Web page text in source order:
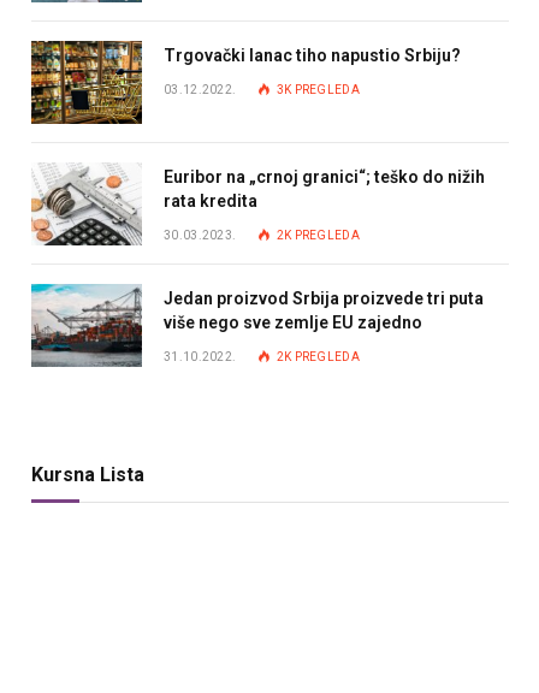
Trgovački lanac tiho napustio Srbiju?
03.12.2022. 3K PREGLEDA
Euribor na „crnoj granici“; teško do nižih
rata kredita
30.03.2023. 2K PREGLEDA
Jedan proizvod Srbija proizvede tri puta
više nego sve zemlje EU zajedno
31.10.2022. 2K PREGLEDA
Kursna Lista